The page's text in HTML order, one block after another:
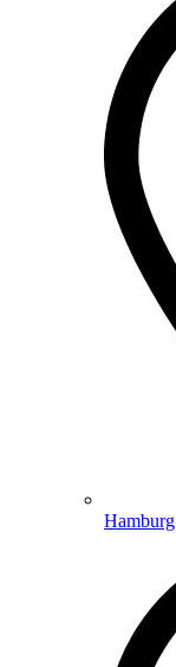
Hamburg